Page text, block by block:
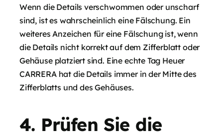
Wenn die Details verschwommen oder unscharf
sind, ist es wahrscheinlich eine Fälschung. Ein
weiteres Anzeichen für eine Fälschung ist, wenn
die Details nicht korrekt auf dem Zifferblatt oder
Gehäuse platziert sind. Eine echte Tag Heuer
CARRERA hat die Details immer in der Mitte des
Zifferblatts und des Gehäuses.
4. Prüfen Sie die